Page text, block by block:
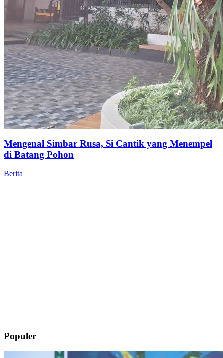
Mengenal Simbar Rusa, Si Cantik yang Menempel
di Batang Pohon
Berita
Populer